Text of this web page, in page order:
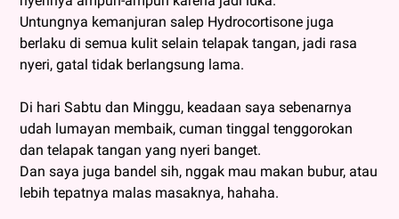
Untungnya kemanjuran salep Hydrocortisone juga
berlaku di semua kulit selain telapak tangan, jadi rasa
nyeri, gatal tidak berlangsung lama.
Di hari Sabtu dan Minggu, keadaan saya sebenarnya
udah lumayan membaik, cuman tinggal tenggorokan
dan telapak tangan yang nyeri banget.
Dan saya juga bandel sih, nggak mau makan bubur, atau
lebih tepatnya malas masaknya, hahaha.